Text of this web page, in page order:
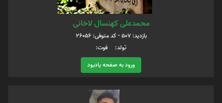
محمدعلی کهنسال لاخانی
بازدید: 507 - کد متوفی: 26056
تولد: فوت:
ورود به صفحه یادبود